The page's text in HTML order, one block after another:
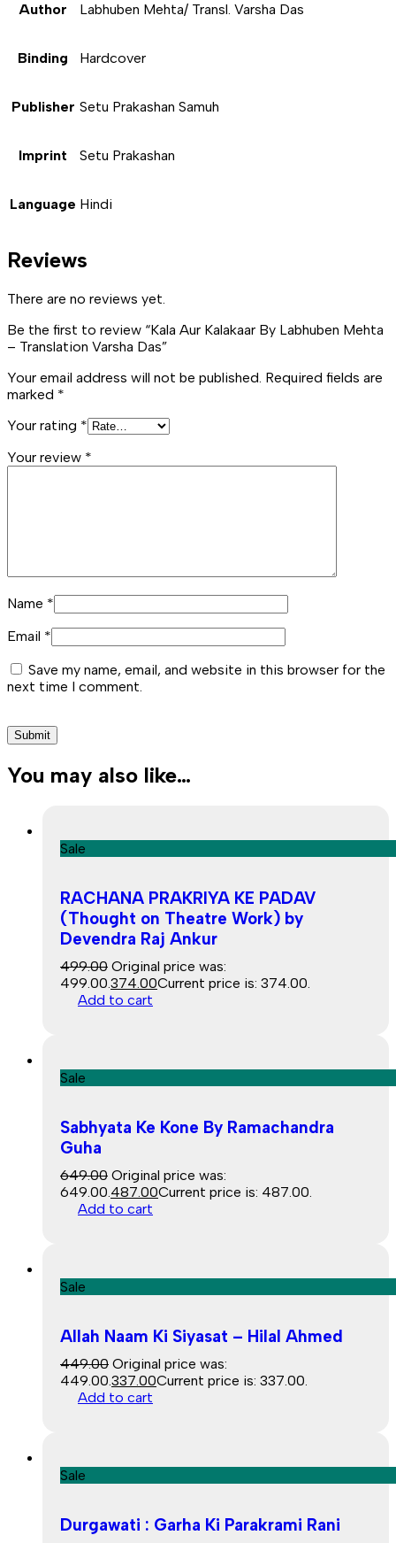
Author Labhuben Mehta/ Transl. Varsha Das
Binding Hardcover
Publisher Setu Prakashan Samuh
Imprint Setu Prakashan
Language Hindi
Reviews
There are no reviews yet.
Be the first to review “Kala Aur Kalakaar By Labhuben Mehta
– Translation Varsha Das”
Your email address will not be published. Required fields are
marked *
Your rating *
Your review *
Name *
Email *
Save my name, email, and website in this browser for the
next time I comment.
You may also like…
Sale
RACHANA PRAKRIYA KE PADAV
(Thought on Theatre Work) by
Devendra Raj Ankur
499.00 Original price was:
₹499.00. 374.00Current price is: ₹374.00.
Add to cart
Sale
Sabhyata Ke Kone By Ramachandra
Guha
649.00 Original price was:
₹649.00. 487.00Current price is: ₹487.00.
Add to cart
Sale
Allah Naam Ki Siyasat – Hilal Ahmed
449.00 Original price was:
₹449.00. 337.00Current price is: ₹337.00.
Add to cart
Sale
Durgawati : Garha Ki Parakrami Rani